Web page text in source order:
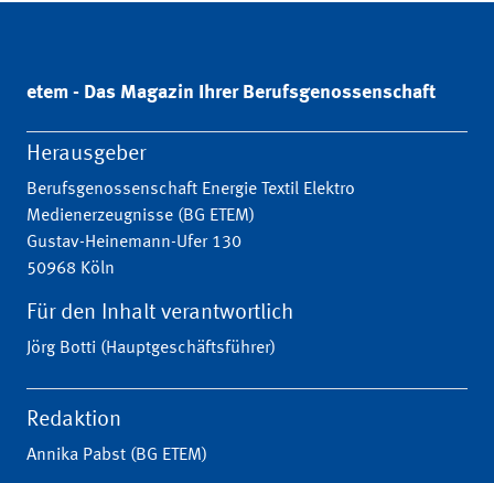
etem - Das Magazin Ihrer Berufsgenossenschaft
Herausgeber
Berufsgenossenschaft Energie Textil Elektro
Medienerzeugnisse (BG ETEM)
Gustav-Heinemann-Ufer 130
50968 Köln
Für den Inhalt verantwortlich
Jörg Botti (Hauptgeschäftsführer)
Redaktion
Annika Pabst (BG ETEM)